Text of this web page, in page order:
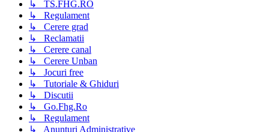
↳ TS.FHG.RO
↳ Regulament
↳ Cerere grad
↳ Reclamatii
↳ Cerere canal
↳ Cerere Unban
↳ Jocuri free
↳ Tutoriale & Ghiduri
↳ Discutii
↳ Go.Fhg.Ro
↳ Regulament
↳ Anunturi Administrative